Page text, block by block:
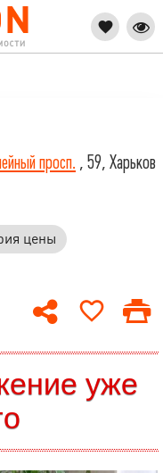
просп. , 59, Харьков
цены
уже